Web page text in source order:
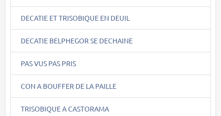
DECATIE ET TRISOBIQUE EN DEUIL
DECATIE BELPHEGOR SE DECHAINE
PAS VUS PAS PRIS
CON A BOUFFER DE LA PAILLE
TRISOBIQUE A CASTORAMA